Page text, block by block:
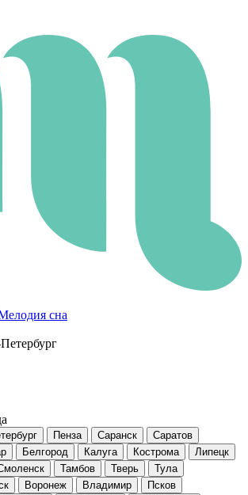
Пенза Саранск
Саратов
Белгород Калуга Кострома
Липецк
Тамбов Тверь
Тула
Воронеж Владимир
Псков